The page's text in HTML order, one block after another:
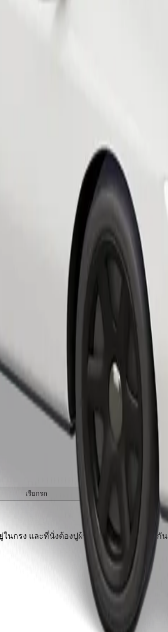
เรียกรถ
นกรง และที่นั่งต้องปูผ้าห่มหรือแผ่นรองป้องกัน